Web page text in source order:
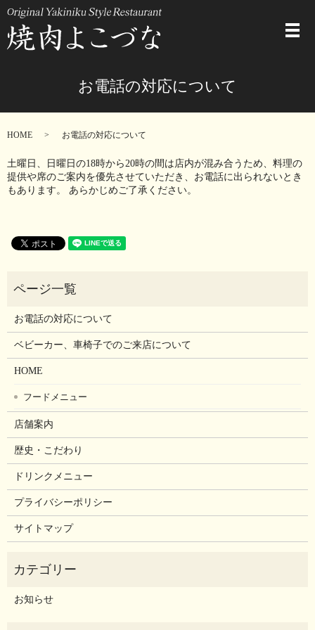
メ
お電話の対応について
HOME お電話の対応について
土曜日、日曜日の18時から20時の間は店内が混み合うため、料理の
提供や席のご案内を優先させていただき、お電話に出られないとき
もあります。 あらかじめご了承ください。
お電話の対応について
ベビーカー、車椅子でのご来店について
HOME
フードメニュー
店舗案内
歴史・こだわり
ドリンクメニュー
プライバシーポリシー
サイトマップ
お知らせ